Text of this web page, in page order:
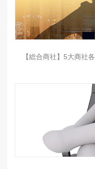
【総合商社】5大商社